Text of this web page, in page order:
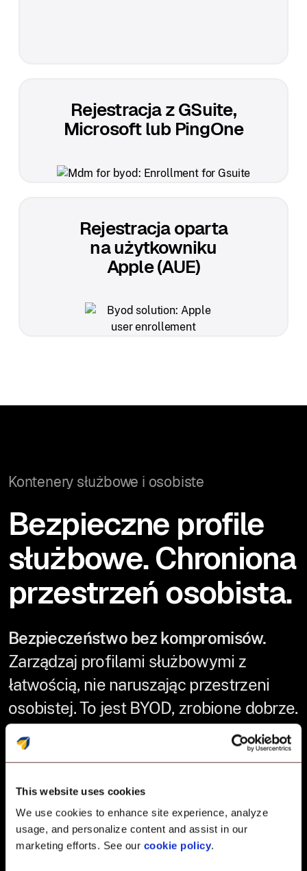
This website uses cookies
We use cookies to enhance site experience, analyze
usage, and personalize content and assist in our
marketing efforts. See our cookie policy.
Rejestracja z GSuite,
Microsoft lub PingOne
Rejestracja oparta
na użytkowniku
Apple (AUE)
Kontenery służbowe i osobiste
Bezpieczne profile
służbowe. Chroniona
przestrzeń osobista.
Bezpieczeństwo bez kompromisów.
Zarządzaj profilami służbowymi z
łatwością, nie naruszając przestrzeni
osobistej. To jest BYOD, zrobione dobrze.
Rozdzielanie danych służbowych i osobistych za
Egzekwowanie zasad bezpieczeństwa w
aplikacjach służbowych
Ograniczanie przepływu danych z aplikacji
służbowych do osobistych i odwrotnie